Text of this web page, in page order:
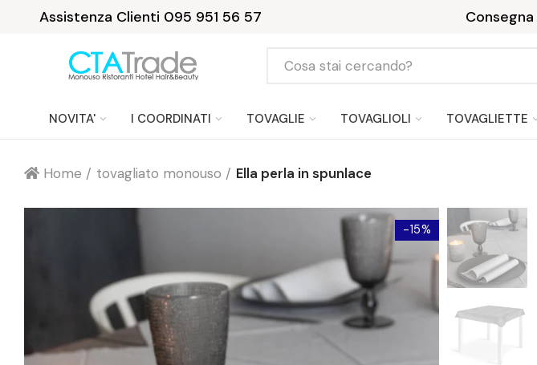
Assistenza Clienti 095 951 56 57 Paga in 3 rate senza
NOVITA' I COORDINATI TOVAGLIE TOVAGLIOLI TOVAGLIETTE
Home tovagliato monouso Ella perla in spunlace
-15%